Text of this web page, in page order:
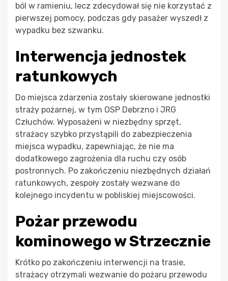
ból w ramieniu, lecz zdecydował się nie korzystać z
pierwszej pomocy, podczas gdy pasażer wyszedł z
wypadku bez szwanku.
Interwencja jednostek
ratunkowych
Do miejsca zdarzenia zostały skierowane jednostki
straży pożarnej, w tym OSP Debrzno i JRG
Człuchów. Wyposażeni w niezbędny sprzęt,
strażacy szybko przystąpili do zabezpieczenia
miejsca wypadku, zapewniając, że nie ma
dodatkowego zagrożenia dla ruchu czy osób
postronnych. Po zakończeniu niezbędnych działań
ratunkowych, zespoły zostały wezwane do
kolejnego incydentu w pobliskiej miejscowości.
Pożar przewodu
kominowego w Strzecznie
Krótko po zakończeniu interwencji na trasie,
strażacy otrzymali wezwanie do pożaru przewodu